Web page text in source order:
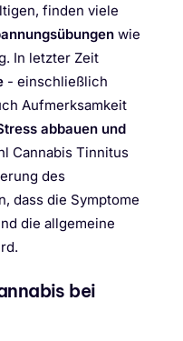
finden viele
wie
In letzter Zeit
- einschließlich
Aufmerksamkeit
abbauen und
Cannabis Tinnitus
des
dass die Symptome
die allgemeine
bei